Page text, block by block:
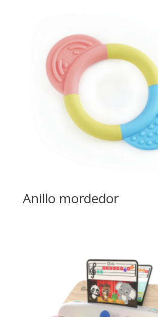
Anillo mordedor